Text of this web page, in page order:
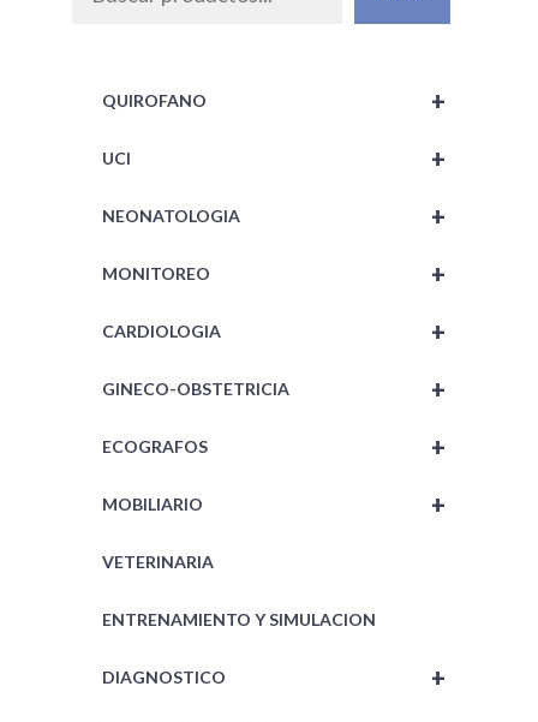
+
QUIROFANO
+
UCI
+
NEONATOLOGIA
+
MONITOREO
+
CARDIOLOGIA
+
GINECO-OBSTETRICIA
+
ECOGRAFOS
+
MOBILIARIO
VETERINARIA
ENTRENAMIENTO Y SIMULACION
+
DIAGNOSTICO